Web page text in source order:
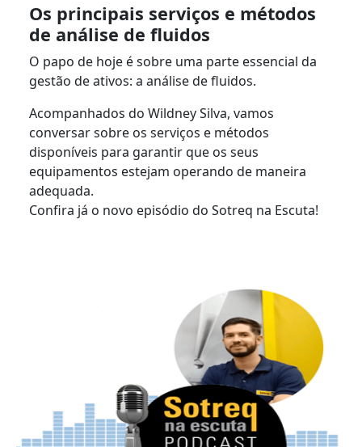
Os principais serviços e métodos
de análise de fluidos
O papo de hoje é sobre uma parte essencial da
gestão de ativos: a análise de fluidos.
Acompanhados do Wildney Silva, vamos
conversar sobre os serviços e métodos
disponíveis para garantir que os seus
equipamentos estejam operando de maneira
adequada.
Confira já o novo episódio do Sotreq na Escuta!